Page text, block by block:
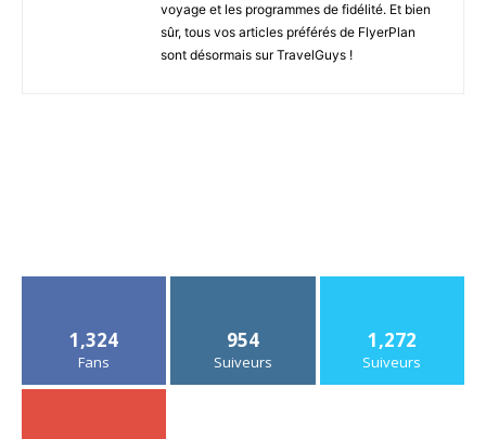
voyage et les programmes de fidélité. Et bien
sûr, tous vos articles préférés de FlyerPlan
sont désormais sur TravelGuys !
1,324
Fans
954
Suiveurs
1,272
Suiveurs